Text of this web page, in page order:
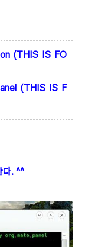
(THIS IS FO
(THIS IS F
다. ^^